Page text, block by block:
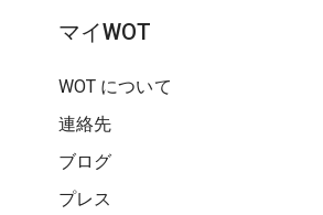
マイWOT
WOT について
連絡先
ブログ
プレス